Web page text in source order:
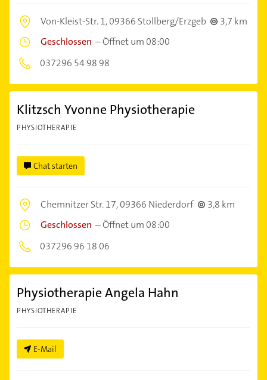
Von-Kleist-Str. 1,09366 Stollberg/Erzgeb
3,7 km
Geschlossen –Öffnet um 08:00
037296 54 98 98
Klitzsch Yvonne Physiotherapie
PHYSIOTHERAPIE
Chat starten
Chemnitzer Str. 17,09366 Niederdorf
3,8 km
Geschlossen –Öffnet um 08:00
037296 96 18 06
Physiotherapie Angela Hahn
PHYSIOTHERAPIE
E-Mail